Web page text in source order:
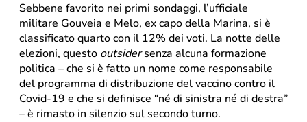
Sebbene favorito nei primi sondaggi, l’ufficiale
militare Gouveia e Melo, ex capo della Marina, si è
classificato quarto con il 12% dei voti. La notte delle
elezioni, questo outsidersenza alcuna formazione
politica – che si è fatto un nome come responsabile
del programma di distribuzione del vaccino contro il
Covid-19 e che si definisce “né di sinistra né di destra”
– è rimasto in silenzio sul secondo turno.